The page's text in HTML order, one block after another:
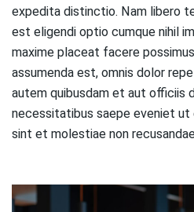
expedita distinctio. Nam libero
est eligendi optio cumque nihil
maxime placeat facere
assumenda est, omnis dolor
autem quibusdam et aut officiis
necessitatibus saepe eveniet
sint et molestiae non